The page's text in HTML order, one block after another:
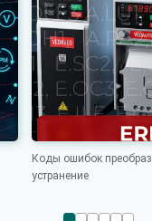
Коды ошибок
устранение